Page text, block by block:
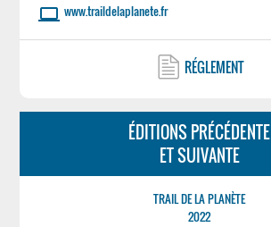
laptop www.traildelaplanete.fr
RÉGLEMENT
ÉDITIONS PRÉCÉDENTE
ET SUIVANTE
TRAIL DE LA PLANÈTE
2022